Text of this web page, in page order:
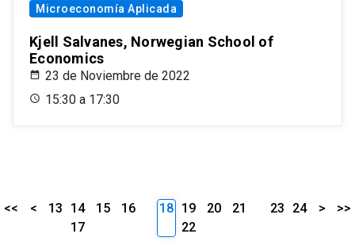
Microeconomía Aplicada
Kjell Salvanes, Norwegian School of
Economics
23 de Noviembre de 2022
15:30 a 17:30
<< < 13 14 15
16
17
18 19 20
21
22
23 24 > >>